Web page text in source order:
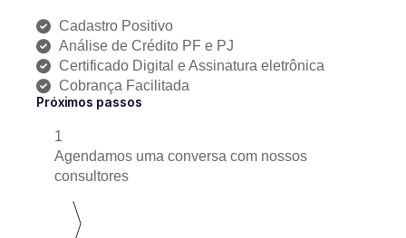
Cadastro Positivo
Análise de Crédito PF e PJ
Certificado Digital e Assinatura eletrônica
Cobrança Facilitada
Próximos passos
1
Agendamos uma conversa com nossos
consultores